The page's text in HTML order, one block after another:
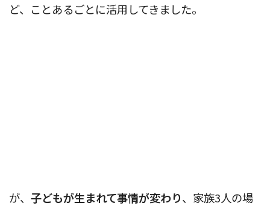
ど、ことあるごとに活用してきました。
が、 子どもが生まれて事情が変わり、家族3人の場